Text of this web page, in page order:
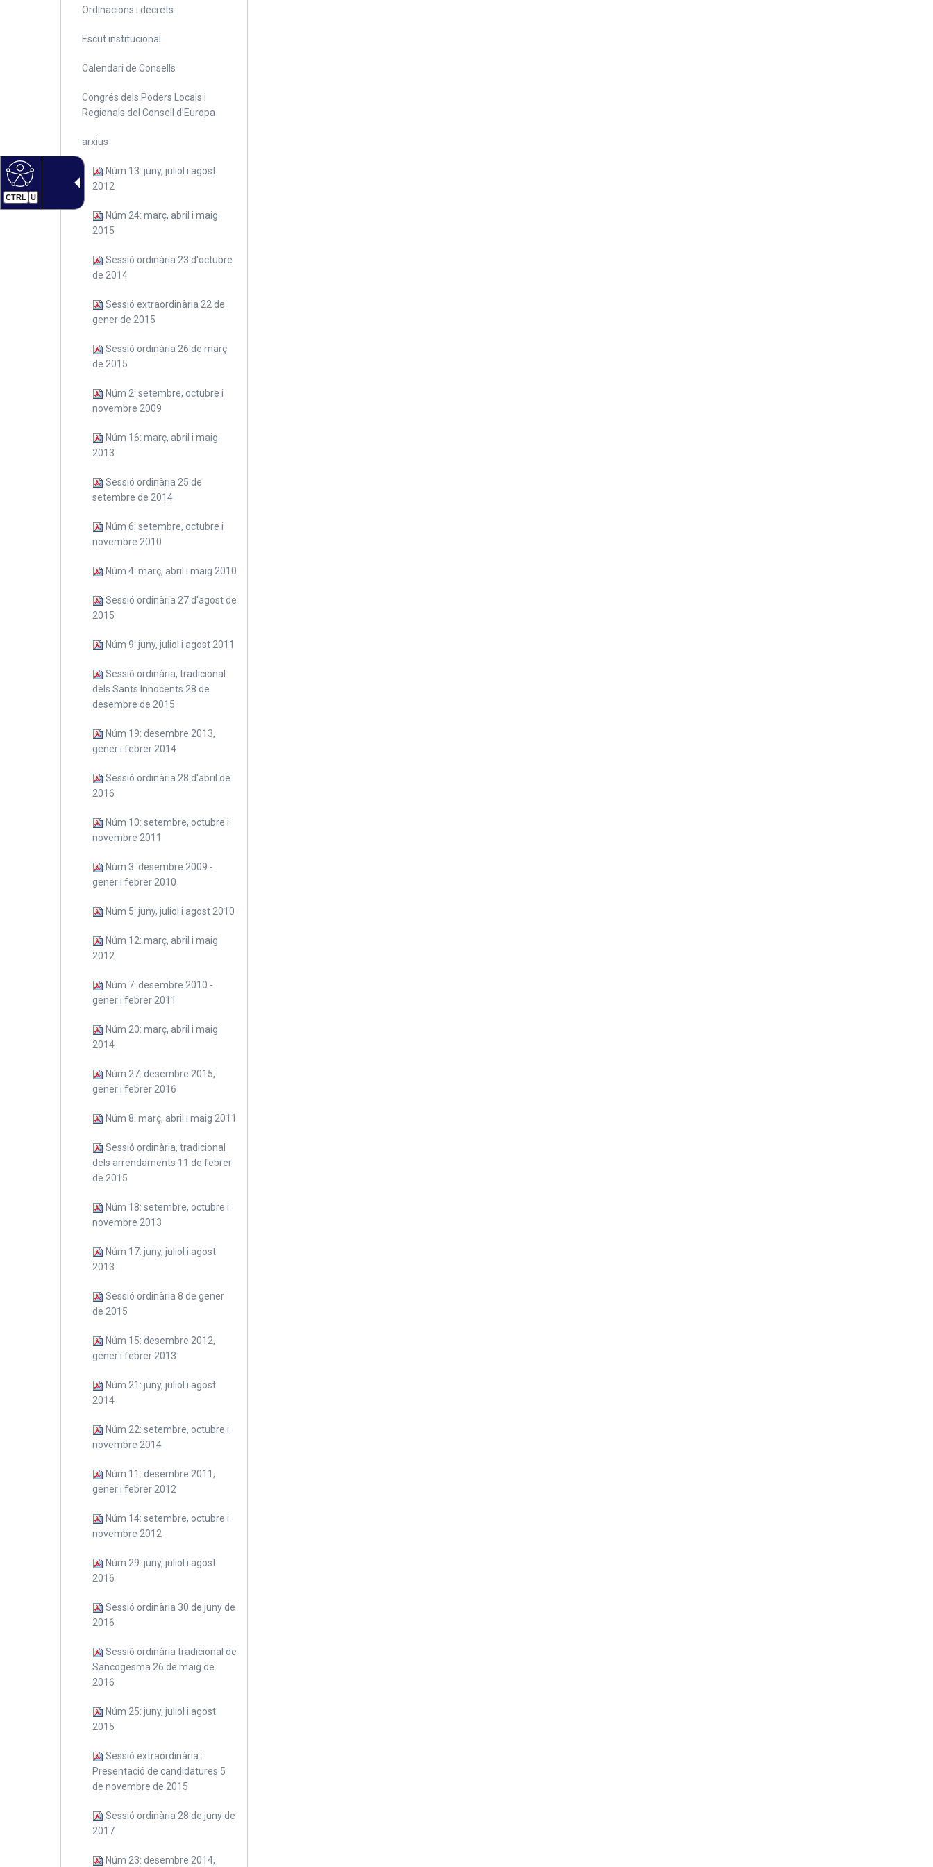
CTRL U
Ordinacions i decrets
Escut institucional
Calendari de Consells
Congrés dels Poders Locals i
Regionals del Consell d’Europa
arxius
Núm 13: juny, juliol i agost
2012
Núm 24: març, abril i maig
2015
Sessió ordinària 23 d'octubre
de 2014
Sessió extraordinària 22 de
gener de 2015
Sessió ordinària 26 de març
de 2015
Núm 2: setembre, octubre i
novembre 2009
Núm 16: març, abril i maig
2013
Sessió ordinària 25 de
setembre de 2014
Núm 6: setembre, octubre i
novembre 2010
Núm 4: març, abril i maig 2010
Sessió ordinària 27 d'agost de
2015
Núm 9: juny, juliol i agost 2011
Sessió ordinària, tradicional
dels Sants Innocents 28 de
desembre de 2015
Núm 19: desembre 2013,
gener i febrer 2014
Sessió ordinària 28 d'abril de
2016
Núm 10: setembre, octubre i
novembre 2011
Núm 3: desembre 2009 -
gener i febrer 2010
Núm 5: juny, juliol i agost 2010
Núm 12: març, abril i maig
2012
Núm 7: desembre 2010 -
gener i febrer 2011
Núm 20: març, abril i maig
2014
Núm 27: desembre 2015,
gener i febrer 2016
Núm 8: març, abril i maig 2011
Sessió ordinària, tradicional
dels arrendaments 11 de febrer
de 2015
Núm 18: setembre, octubre i
novembre 2013
Núm 17: juny, juliol i agost
2013
Sessió ordinària 8 de gener
de 2015
Núm 15: desembre 2012,
gener i febrer 2013
Núm 21: juny, juliol i agost
2014
Núm 22: setembre, octubre i
novembre 2014
Núm 11: desembre 2011,
gener i febrer 2012
Núm 14: setembre, octubre i
novembre 2012
Núm 29: juny, juliol i agost
2016
Sessió ordinària 30 de juny de
2016
Sessió ordinària tradicional de
Sancogesma 26 de maig de
2016
Núm 25: juny, juliol i agost
2015
Sessió extraordinària :
Presentació de candidatures 5
de novembre de 2015
Sessió ordinària 28 de juny de
2017
Núm 23: desembre 2014,